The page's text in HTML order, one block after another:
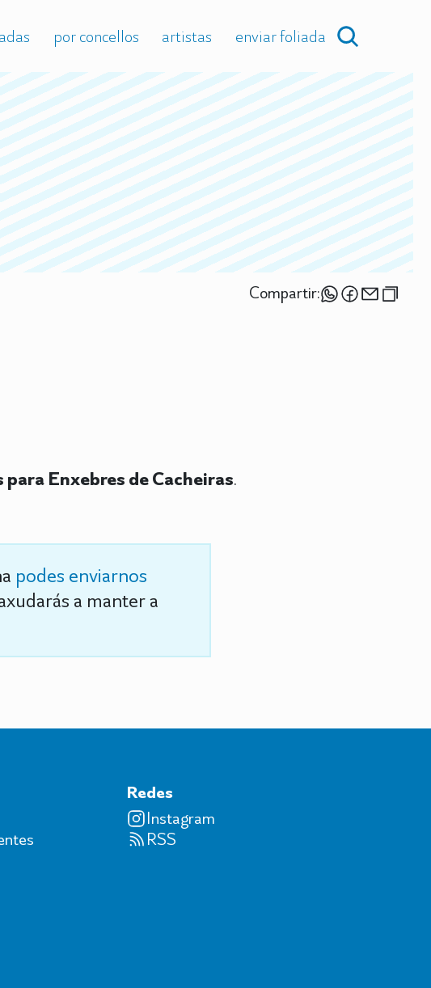
por concellos artistas enviar foliada
Compartir:
Enxebres de Cacheiras.
podes enviarnos
a manter a
Redes
Instagram
RSS